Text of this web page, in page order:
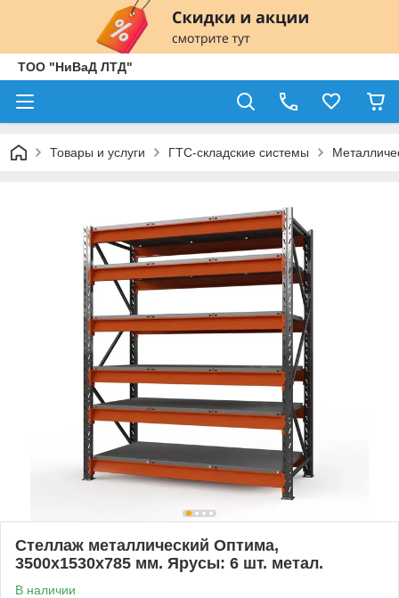
ТОО "НиВаД ЛТД"
Товары и услуги ГТС-складские системы
Стеллаж металлический Оптима,
3500x1530x785 мм. Ярусы: 6 шт. метал.
В наличии